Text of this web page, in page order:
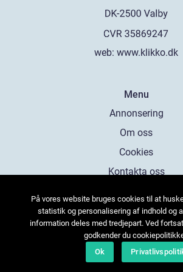
web: www.klikko.dk
Menu
Annonsering
Om oss
Cookies
Kontakta oss
På vores website bruges cookies til at
statistik og personalisering af indhold og
information deles med tredjepart. Ved
godkender du
Ok